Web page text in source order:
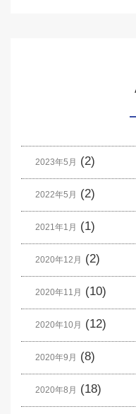
2023年5月 (2)
2022年5月 (2)
2021年1月 (1)
2020年12月 (2)
2020年11月 (10)
2020年10月 (12)
2020年9月 (8)
2020年8月 (18)